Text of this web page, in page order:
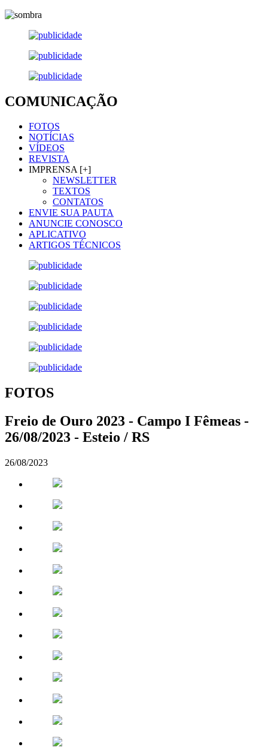
COMUNICAÇÃO
FOTOS
NOTÍCIAS
VÍDEOS
REVISTA
IMPRENSA [+]
NEWSLETTER
TEXTOS
CONTATOS
ENVIE SUA PAUTA
ANUNCIE CONOSCO
APLICATIVO
ARTIGOS TÉCNICOS
FOTOS
Freio de Ouro 2023 - Campo I Fêmeas -
26/08/2023 - Esteio / RS
26/08/2023